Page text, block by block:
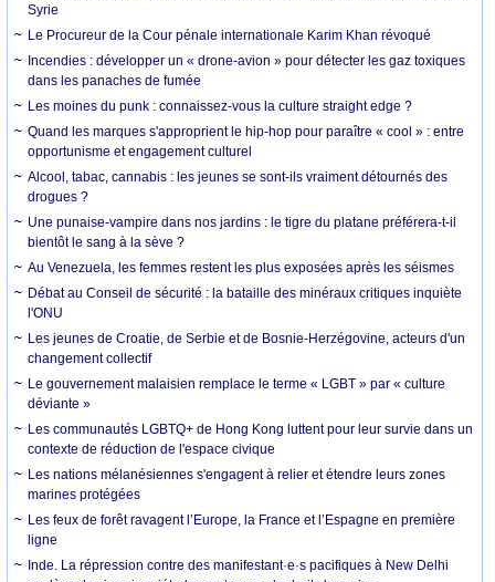
Syrie
Le Procureur de la Cour pénale internationale Karim Khan révoqué
Incendies : développer un « drone-avion » pour détecter les gaz toxiques
dans les panaches de fumée
Les moines du punk : connaissez-vous la culture straight edge ?
Quand les marques s'approprient le hip-hop pour paraître « cool » : entre
opportunisme et engagement culturel
Alcool, tabac, cannabis : les jeunes se sont-ils vraiment détournés des
drogues ?
Une punaise-vampire dans nos jardins : le tigre du platane préférera-t-il
bientôt le sang à la sève ?
Au Venezuela, les femmes restent les plus exposées après les séismes
Débat au Conseil de sécurité : la bataille des minéraux critiques inquiète
l'ONU
Les jeunes de Croatie, de Serbie et de Bosnie-Herzégovine, acteurs d'un
changement collectif
Le gouvernement malaisien remplace le terme « LGBT » par « culture
déviante »
Les communautés LGBTQ+ de Hong Kong luttent pour leur survie dans un
contexte de réduction de l'espace civique
Les nations mélanésiennes s'engagent à relier et étendre leurs zones
marines protégées
Les feux de forêt ravagent l’Europe, la France et l’Espagne en première
ligne
Inde. La répression contre des manifestant·e·s pacifiques à New Delhi